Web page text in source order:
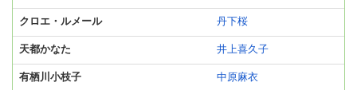
クロエ・ルメール 丹下桜
天都かなた 井上喜久子
有栖川小枝子 中原麻衣